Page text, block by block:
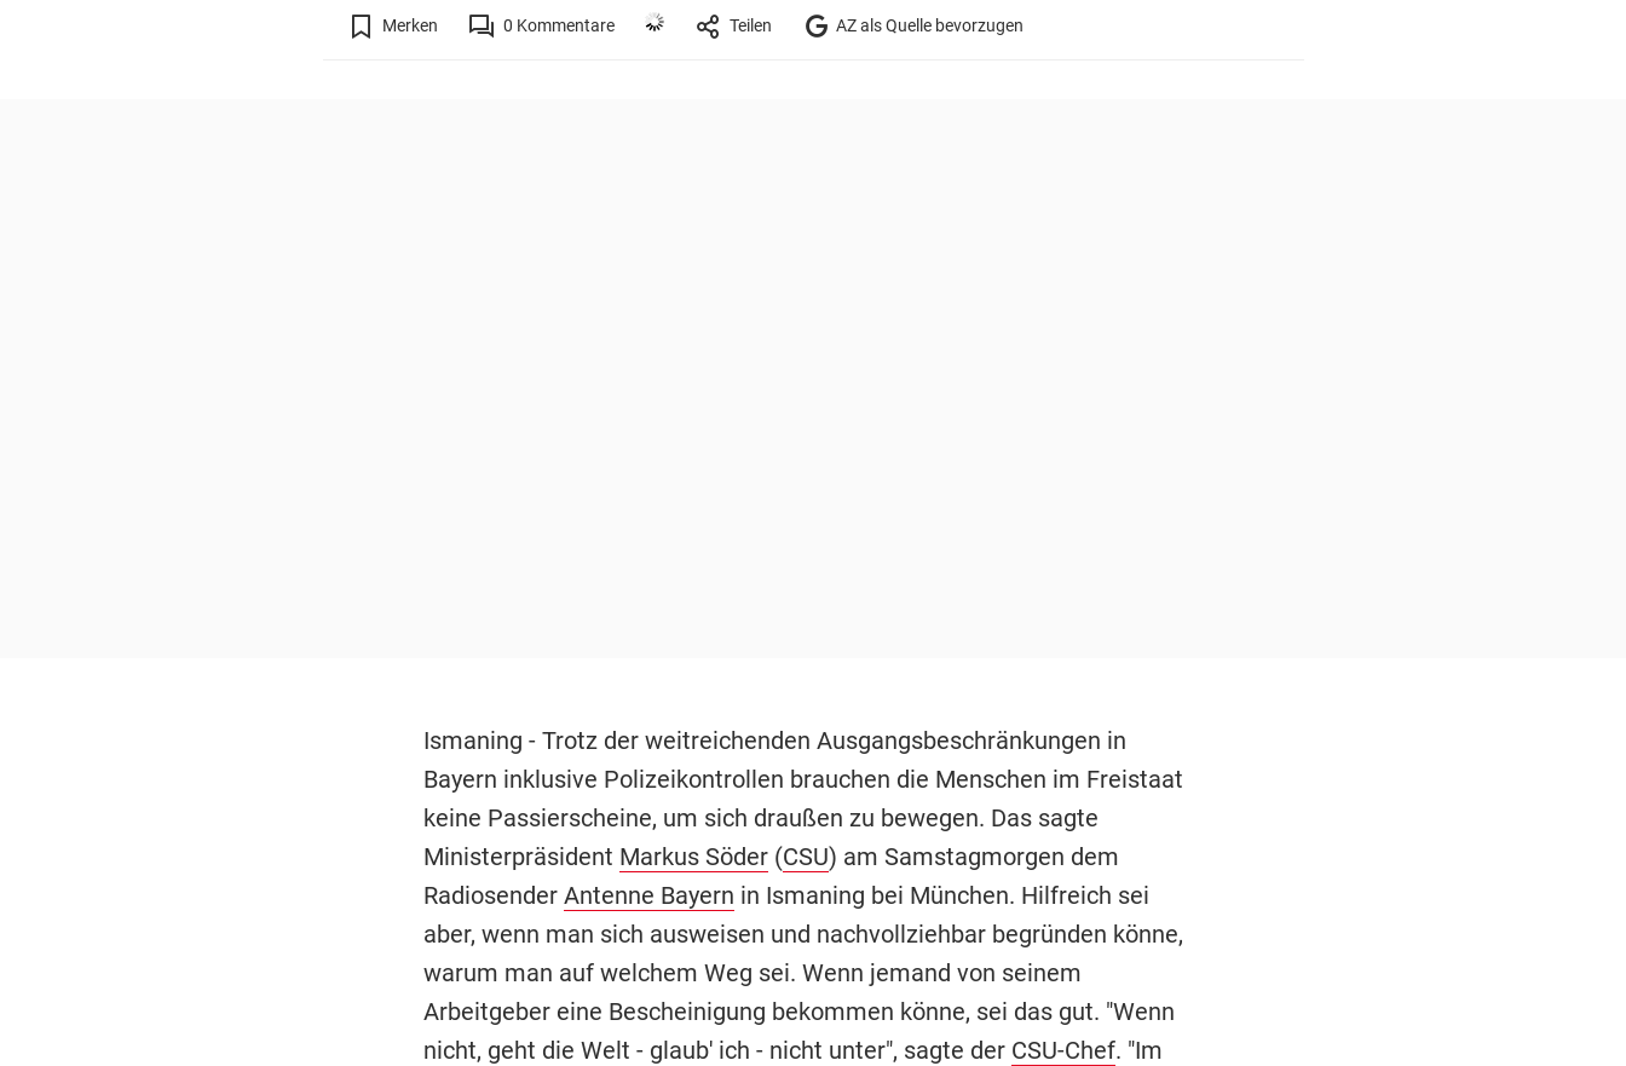
Merken 0 Kommentare Teilen AZ als Quelle bevorzugen
Ismaning - Trotz der weitreichenden Ausgangsbeschränkungen in
Bayern inklusive Polizeikontrollen brauchen die Menschen im Freistaat
keine Passierscheine, um sich draußen zu bewegen. Das sagte
Ministerpräsident Markus Söder(CSU) am Samstagmorgen dem
Radiosender Antenne Bayern in Ismaning bei München. Hilfreich sei
aber, wenn man sich ausweisen und nachvollziehbar begründen könne,
warum man auf welchem Weg sei. Wenn jemand von seinem
Arbeitgeber eine Bescheinigung bekommen könne, sei das gut. "Wenn
nicht, geht die Welt - glaub' ich - nicht unter", sagte der CSU-Chef. "Im